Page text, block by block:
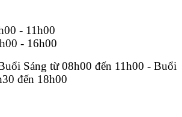
- 11h00
- 16h00
Sáng từ 08h00 đến 11h00 - Buổi
đến 18h00